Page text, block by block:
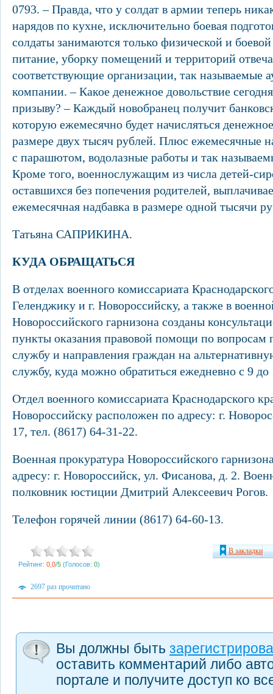
0793. – Правда, что у солдат в армии теперь
нарядов по кухне, исключительно боевая
солдаты занимаются только физической и
питание, уборку помещений и территорий
соответствующие организации, так называемые
компании. – Какое денежное довольствие
призыву? – Каждый новобранец получит
которую ежемесячно будет начисляться
размере двух тысяч рублей. Плюс ежемесячные
с парашютом, водолазные работы и так
Кроме того, военнослужащим из числа детей-
оставшихся без попечения родителей,
ежемесячная надбавка в размере одной тысячи
Татьяна САПРИКИНА.
КУДА ОБРАЩАТЬСЯ
В отделах военного комиссариата
Геленджику и г. Новороссийску, а также в
Новороссийского гарнизона созданы
пункты оказания правовой помощи по вопросам
службу и направления граждан на
службу, куда можно обратиться ежедневно с 9 до
Отдел военного комиссариата Краснодарского
Новороссийску расположен по адресу: г.
17, тел. (8617) 64-31-22.
Военная прокуратура Новороссийского
адресу: г. Новороссийск, ул. Фисанова, д. 2.
полковник юстиции Дмитрий Алексеевич Рогов.
Телефон горячей линии (8617) 64-60-13.
Рейтинг: 0,0/5 (Голосов: 0)
В закладки
2697 раз прочитано
Вы должны быть
оставить комментарий либо
портале и получите доступ ко